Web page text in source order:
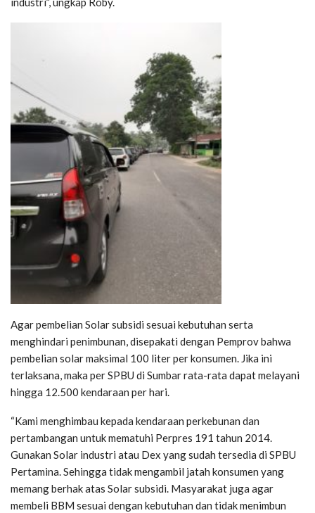
Agar pembelian Solar subsidi sesuai kebutuhan serta
menghindari penimbunan, disepakati dengan Pemprov bahwa
pembelian solar maksimal 100 liter per konsumen. Jika ini
terlaksana, maka per SPBU di Sumbar rata-rata dapat melayani
hingga 12.500 kendaraan per hari.
“Kami menghimbau kepada kendaraan perkebunan dan
pertambangan untuk mematuhi Perpres 191 tahun 2014.
Gunakan Solar industri atau Dex yang sudah tersedia di SPBU
Pertamina. Sehingga tidak mengambil jatah konsumen yang
memang berhak atas Solar subsidi. Masyarakat juga agar
membeli BBM sesuai dengan kebutuhan dan tidak menimbun